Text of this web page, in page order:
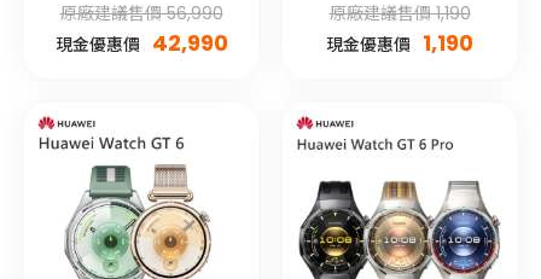
原廠建議售價 56,990
現金優惠價 42,990
原廠建議售價 1,190
現金優惠價 1,190